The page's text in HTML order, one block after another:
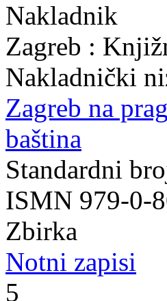
Nakladnik
Zagreb :
Nakladnički
Zagreb na
baština
Standardni
ISMN 979-0-
Zbirka
Notni zapisi
5